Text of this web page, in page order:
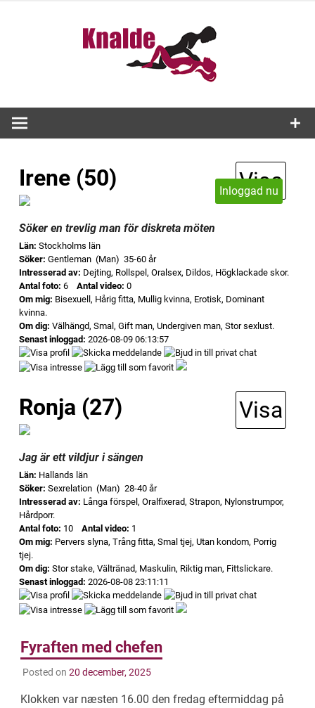
Irene (50) Visa
Inloggad nu
Söker en trevlig man för diskreta möten
Län: Stockholms län
Söker: Gentleman (Man) 35-60 år
Intresserad av: Dejting, Rollspel, Oralsex, Dildos, Högklackade skor.
Antal foto: 6 Antal video: 0
Om mig: Bisexuell, Hårig fitta, Mullig kvinna, Erotisk, Dominant
kvinna.
Om dig: Välhängd, Smal, Gift man, Undergiven man, Stor sexlust.
Senast inloggad: 2026-08-09 06:13:57
Ronja (27) Visa
Jag är ett vildjur i sängen
Län: Hallands län
Söker: Sexrelation (Man) 28-40 år
Intresserad av: Långa förspel, Oralfixerad, Strapon, Nylonstrumpor,
Hårdporr.
Antal foto: 10 Antal video: 1
Om mig: Pervers slyna, Trång fitta, Smal tjej, Utan kondom, Porrig
tjej.
Om dig: Stor stake, Vältränad, Maskulin, Riktig man, Fittslickare.
Senast inloggad: 2026-08-08 23:11:11
Fyraften med chefen
Posted on 20 december, 2025
Klokken var næsten 16.00 den fredag eftermiddag på